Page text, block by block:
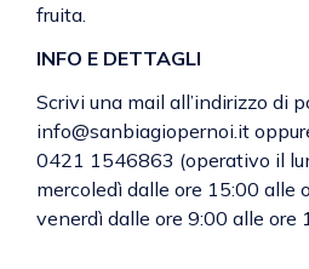
fruita.
INFO E DETTAGLI
Scrivi una mail all’indirizzo di
info@sanbiagiopernoi.it
0421 1546863 (operativo il
mercoledì dalle ore 15:00 alle
venerdì dalle ore 9:00 alle ore